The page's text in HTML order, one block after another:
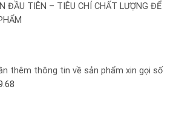
ĐẦU TIÊN – TIÊU CHÍ CHẤT LƯỢNG ĐỂ
thêm thông tin về sản phẩm xin gọi số